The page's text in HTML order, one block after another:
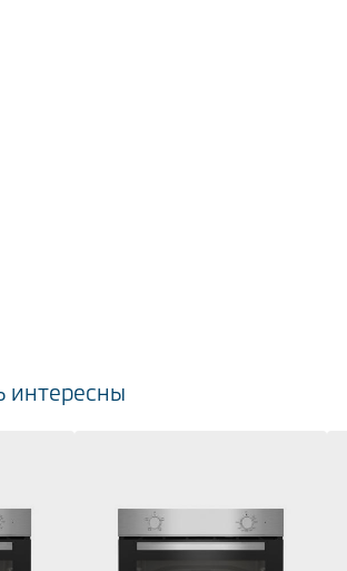
интересны